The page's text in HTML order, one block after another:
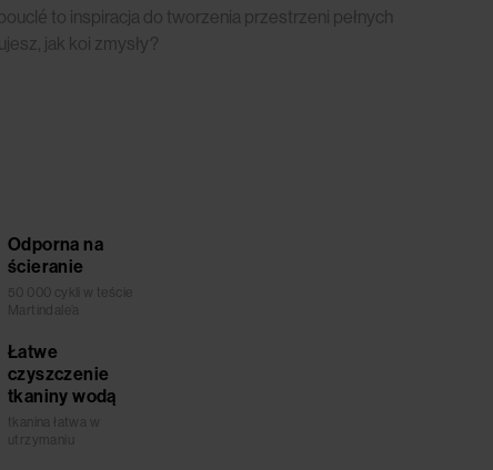
to inspiracja do tworzenia przestrzeni pełnych
jak koi zmysły?
Odporna na
ścieranie
50 000 cykli w teście
Martindale’a
Łatwe
czyszczenie
tkaniny wodą
tkanina łatwa w
utrzymaniu